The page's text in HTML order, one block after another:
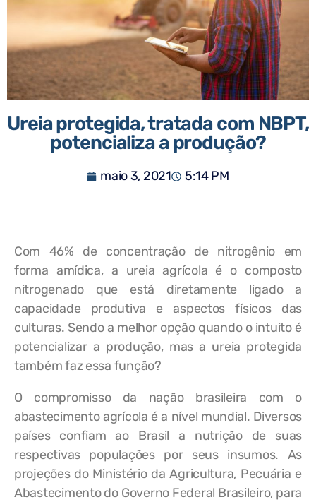
Ureia protegida, tratada com NBPT,
potencializa a produção?
maio 3, 2021 5:14 PM
Com 46% de concentração de nitrogênio em
forma amídica, a ureia agrícola é o composto
nitrogenado que está diretamente ligado a
capacidade produtiva e aspectos físicos das
culturas. Sendo a melhor opção quando o intuito é
potencializar a produção, mas a ureia protegida
também faz essa função?
O compromisso da nação brasileira com o
abastecimento agrícola é a nível mundial. Diversos
países confiam ao Brasil a nutrição de suas
respectivas populações por seus insumos. As
projeções do Ministério da Agricultura, Pecuária e
Abastecimento do Governo Federal Brasileiro, para